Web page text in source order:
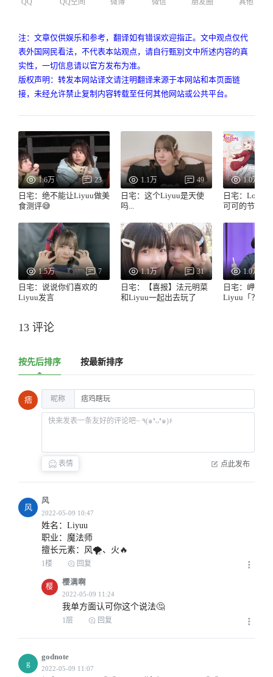
QQ QQ空间 微博 微信 朋友圈 其他
注：文章仅供娱乐和参考，翻译如有错误欢迎指正。文中观点仅代
表外国网民看法，不代表本站观点，请自行甄别文中所述内容的真
实性，一切信息请以官方发布为准。
版权声明：转发本网站译文请注明翻译来源于本网站和本页面链
接，未经允许禁止复制内容转载至任何其他网站或公共平台。
1.6万 23
日宅：绝不能让Liyuu做美
食测评😅
1.5万 7
日宅：说说你们喜欢的
Liyuu发言
1.1万 49
日宅：这个Liyuu是天使
吗...
1.1万 31
日宅：【喜报】法元明菜
和Liyuu一起出去玩了
1.0万
日宅：
可可的节目第
1.0万
日宅：岬奈
Liyuu「？」
13 评论
按先后排序 按最新排序
痞 昵称
表情 点此发布
风
风
姓名：Liyuu
职业：魔法师
擅长元素：风🌪、火🔥
1楼 回复
樱
樱满啊
我单方面认可你这个说法🤔
1层 回复
g
godnote